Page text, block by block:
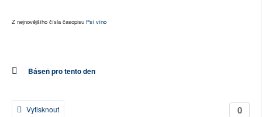
Z nejnovějšího čísla časopisu Psí víno
Báseň pro tento den
0
Vytisknout